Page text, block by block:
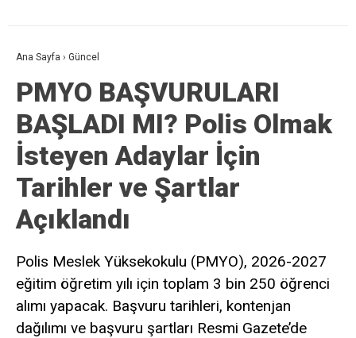
Ana Sayfa › Güncel
PMYO BAŞVURULARI
BAŞLADI MI? Polis Olmak
İsteyen Adaylar İçin
Tarihler ve Şartlar
Açıklandı
Polis Meslek Yüksekokulu (PMYO), 2026-2027
eğitim öğretim yılı için toplam 3 bin 250 öğrenci
alımı yapacak. Başvuru tarihleri, kontenjan
dağılımı ve başvuru şartları Resmi Gazete’de